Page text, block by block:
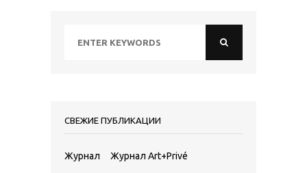
СВЕЖИЕ ПУБЛИКАЦИИ
Журнал Журнал Art+Privé